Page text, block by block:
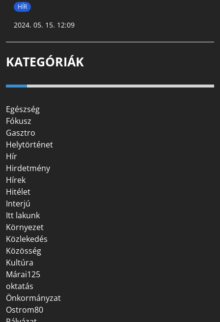
HÍR
2024. 05. 15. 12:09
KATEGÓRIÁK
Egészség
Fókusz
Gasztro
Helytörténet
Hír
Hirdetmény
Hírek
Hitélet
Interjú
Itt lakunk
Környezet
Közlekedés
Közösség
Kultúra
Márai125
oktatás
Önkormányzat
Ostrom80